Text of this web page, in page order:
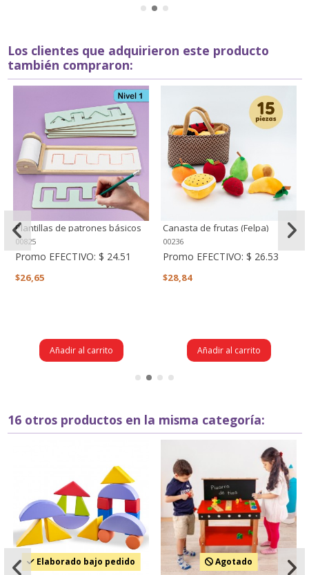
Los clientes que adquirieron este producto
también compraron:
Plantillas de patrones básicos
preescritura - Nivel 1
00825
Promo EFECTIVO: $ 24.51
$26,65
Añadir al carrito
Canasta de frutas (Felpa)
00236
Promo EFECTIVO: $ 26.53
$28,84
Añadir al carrito
16 otros productos en la misma categoría:
Elaborado bajo pedido Agotado